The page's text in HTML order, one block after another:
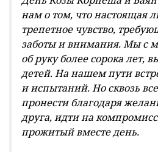
нам о том, что настоящая
трепетное чувство,
заботы и внимания. Мы с
об руку более сорока лет,
детей. На нашем пути
и испытаний. Но сквозь
пронести благодаря
друга, идти на
прожитый вместе день.